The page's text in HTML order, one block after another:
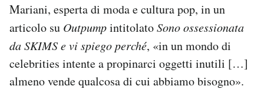
Mariani, esperta di moda e cultura pop, in un
articolo su OutpumpintitolatoSono ossessionata
da SKIMS e vi spiego perché, «in un mondo di
celebrities intente a propinarci oggetti inutili […]
almeno vende qualcosa di cui abbiamo bisogno».